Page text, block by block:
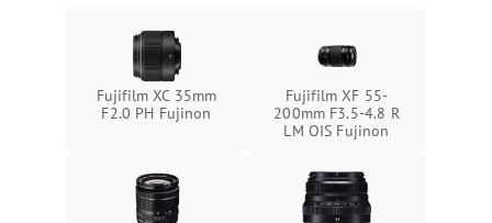
Fujifilm XC 35mm
F2.0 PH Fujinon
Fujifilm XF 55-
200mm F3.5-4.8 R
LM OIS Fujinon